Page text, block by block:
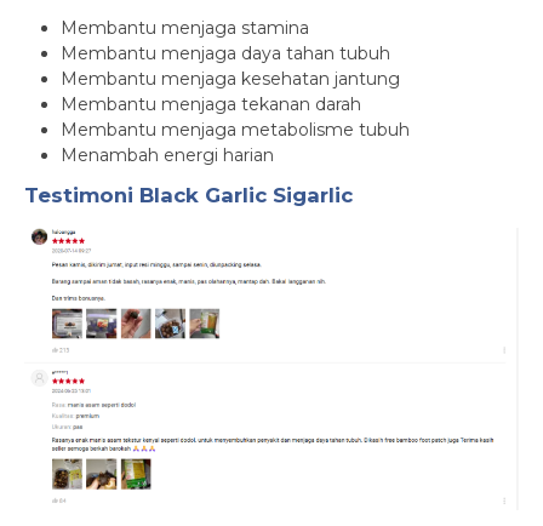
Membantu menjaga stamina
Membantu menjaga daya tahan tubuh
Membantu menjaga kesehatan jantung
Membantu menjaga tekanan darah
Membantu menjaga metabolisme tubuh
Menambah energi harian
Testimoni Black Garlic Sigarlic